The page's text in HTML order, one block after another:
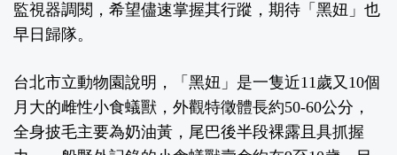
監視器調閱，希望儘速掌握其行蹤，期待「黑妞」也
早日歸隊。
台北市立動物園說明，「黑妞」是一隻近11歲又10個
月大的雌性小食蟻獸，外觀特徵體長約50-60公分，
全身披毛主要為奶油黃，尾巴後半段裸露且具抓握